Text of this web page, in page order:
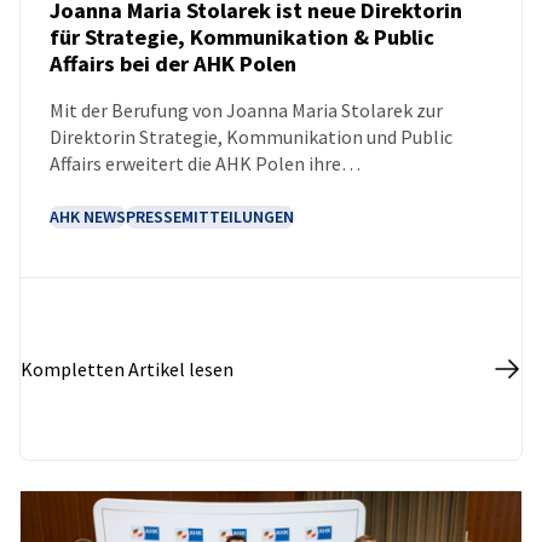
NEUIGKEITEN
Joanna Maria Stolarek ist neue Direktorin
für Strategie, Kommunikation & Public
Affairs bei der AHK Polen
Mit der Berufung von Joanna Maria Stolarek zur
Direktorin Strategie, Kommunikation und Public
Affairs erweitert die AHK Polen ihre
AHK NEWSPRESSEMITTEILUNGEN
Kompletten Artikel lesen